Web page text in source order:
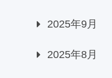
2025年9月
2025年8月